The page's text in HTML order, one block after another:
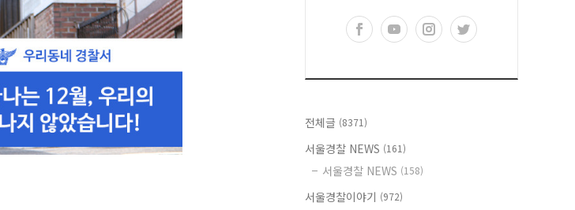
전체글 (8371)
서울경찰 NEWS (161)
서울경찰 NEWS (158)
서울경찰이야기 (972)